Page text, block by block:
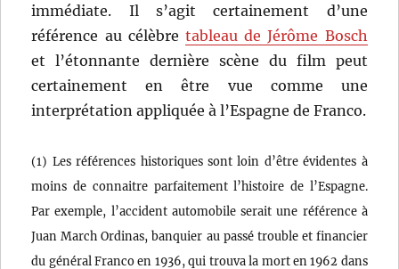
immédiate. Il s’agit certainement d’une
référence au célèbre tableau de Jérôme Bosch
et l’étonnante dernière scène du film peut
certainement en être vue comme une
interprétation appliquée à l’Espagne de Franco.
(1) Les références historiques sont loin d’être évidentes à
moins de connaitre parfaitement l’histoire de l’Espagne.
Par exemple, l’accident automobile serait une référence à
Juan March Ordinas, banquier au passé trouble et financier
du général Franco en 1936, qui trouva la mort en 1962 dans